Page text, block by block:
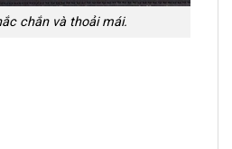
chắn và thoải mái.